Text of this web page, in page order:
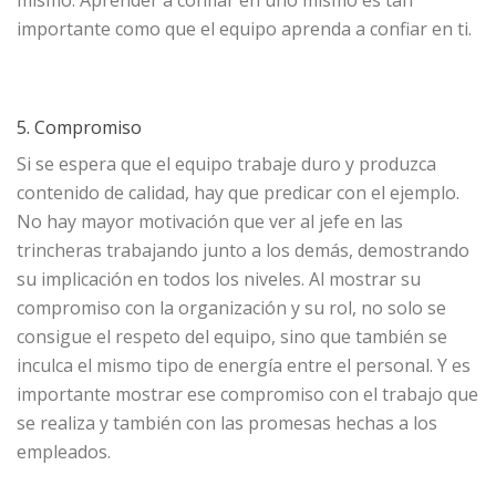
importante como que el equipo aprenda a confiar en ti.
5. Compromiso
Si se espera que el equipo trabaje duro y produzca
contenido de calidad, hay que predicar con el ejemplo.
No hay mayor motivación que ver al jefe en las
trincheras trabajando junto a los demás, demostrando
su implicación en todos los niveles. Al mostrar su
compromiso con la organización y su rol, no solo se
consigue el respeto del equipo, sino que también se
inculca el mismo tipo de energía entre el personal. Y es
importante mostrar ese compromiso con el trabajo que
se realiza y también con las promesas hechas a los
empleados.